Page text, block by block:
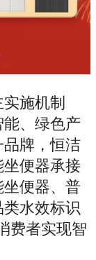
施机制
、绿色产
牌，恒洁
便器承接
便器、普
水效标识
费者实现智